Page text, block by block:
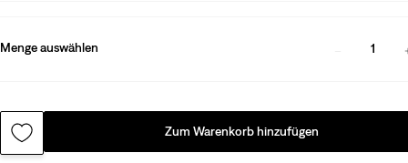
Menge auswählen 1
Zum Warenkorb hinzufügen